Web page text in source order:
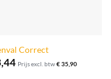
Correct
Prijs excl. btw€35,90